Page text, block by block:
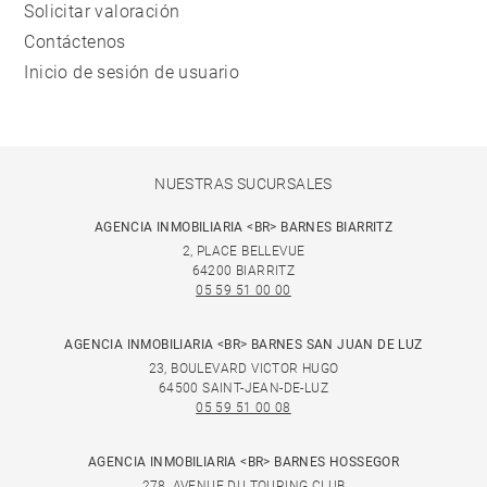
Solicitar valoración
Contáctenos
Inicio de sesión de usuario
NUESTRAS SUCURSALES
AGENCIA INMOBILIARIA <BR> BARNES BIARRITZ
2, PLACE BELLEVUE
64200 BIARRITZ
05 59 51 00 00
AGENCIA INMOBILIARIA <BR> BARNES SAN JUAN DE LUZ
23, BOULEVARD VICTOR HUGO
64500 SAINT-JEAN-DE-LUZ
05 59 51 00 08
AGENCIA INMOBILIARIA <BR> BARNES HOSSEGOR